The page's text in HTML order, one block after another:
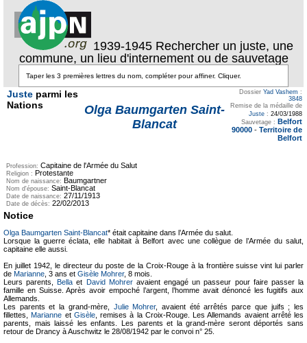
1939-1945 Rechercher un juste, une
commune, un lieu d'internement ou de sauvetage
Juste parmi les
Nations
Olga Baumgarten Saint-
Blancat
Dossier Yad Vashem :
3848
Remise de la médaille de
Juste : 24/03/1988
Sauvetage : Belfort
90000 - Territoire de
Belfort
Profession: Capitaine de l'Armée du Salut
Religion : Protestante
Nom de naissance: Baumgartner
Nom d'épouse: Saint-Blancat
Date de naissance: 27/11/1913
Date de décès: 22/02/2013
Notice
Olga Baumgarten Saint-Blancat* était capitaine dans l’Armée du salut.
Lorsque la guerre éclata, elle habitait à Belfort avec une collègue de l’Armée du salut,
capitaine elle aussi.
En juillet 1942, le directeur du poste de la Croix-Rouge à la frontière suisse vint lui parler
de Marianne , 3 ans et Gisèle Mohrer, 8 mois.
Leurs parents,Bella et David Mohreravaient engagé un passeur pour faire passer la
famille en Suisse. Après avoir empoché l’argent, l’homme avait dénoncé les fugitifs aux
Allemands.
Les parents et la grand-mère, Julie Mohrer, avaient été arrêtés parce que juifs ; les
fillettes,Marianne et Gisèle, remises à la Croix-Rouge. Les Allemands avaient arrêté les
parents, mais laissé les enfants. Les parents et la grand-mère seront déportés sans
retour de Drancy à Auschwitz le 28/08/1942 par le convoi n° 25.